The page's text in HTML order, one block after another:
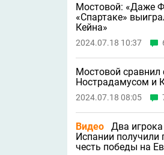
Мостовой: «Даже
«Спартаке»
Кейна»
2024.07.18 10:37
Мостовой сравнил
Нострадамусом и
2024.07.18 08:05
Видео
Два
Испании
честь победы на